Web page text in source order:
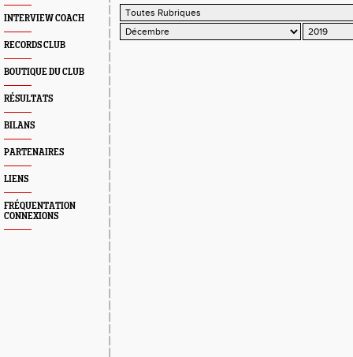
INTERVIEW COACH
RECORDS CLUB
BOUTIQUE DU CLUB
RÉSULTATS
BILANS
PARTENAIRES
LIENS
FRÉQUENTATION
CONNEXIONS